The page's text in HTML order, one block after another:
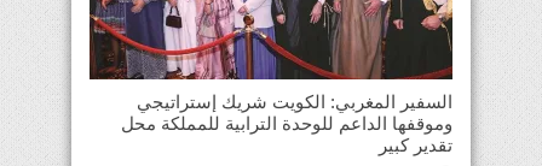
السفير المغربي: الكويت شريك إستراتيجي
وموقفها الداعم للوحدة الترابية للمملكة محل
تقدير كبير